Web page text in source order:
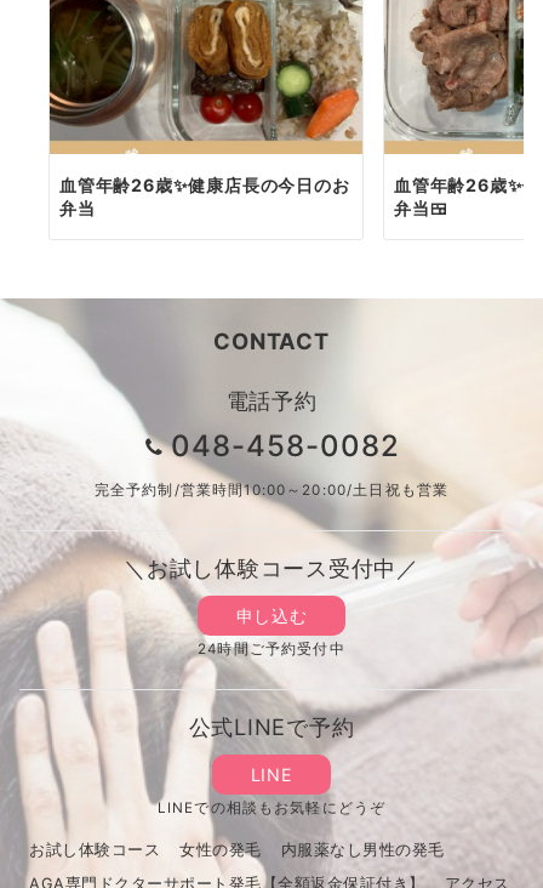
血管年齢26歳✨健康店長の今日のお
弁当
血管年齢26歳✨
弁当🍱
CONTACT
電話予約
048-458-0082
完全予約制/営業時間10:00～20:00/土日祝も営業
＼お試し体験コース受付中／
申し込む
24時間ご予約受付中
公式LINEで予約
LINE
LINEでの相談もお気軽にどうぞ
お試し体験コース 女性の発毛
内服薬なし男性の発毛
AGA専門ドクターサポート発毛【全額返金保証付き】
アクセス